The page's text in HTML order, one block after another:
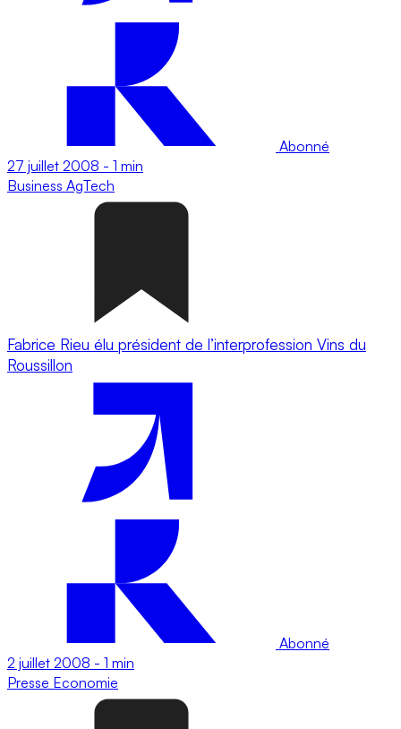
Abonné
27 juillet 2008 - 1 min
Business AgTech
Fabrice Rieu élu président de l’interprofession Vins du
Roussillon
Abonné
2 juillet 2008 - 1 min
Presse Economie